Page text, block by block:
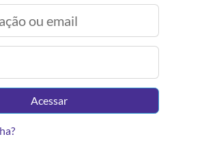
email
Acessar